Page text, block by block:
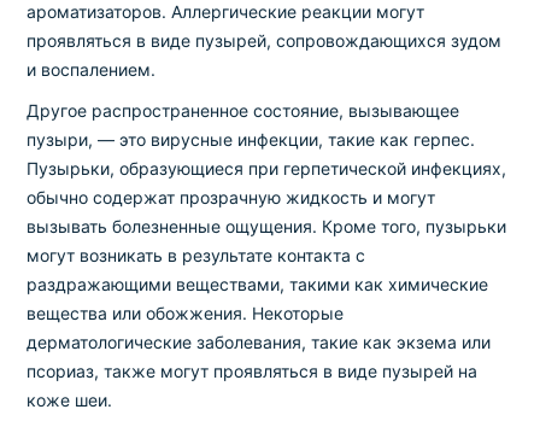
ароматизаторов. Аллергические реакции могут
проявляться в виде пузырей, сопровождающихся зудом
и воспалением.
Другое распространенное состояние, вызывающее
пузыри, — это вирусные инфекции, такие как герпес.
Пузырьки, образующиеся при герпетической инфекциях,
обычно содержат прозрачную жидкость и могут
вызывать болезненные ощущения. Кроме того, пузырьки
могут возникать в результате контакта с
раздражающими веществами, такими как химические
вещества или обожжения. Некоторые
дерматологические заболевания, такие как экзема или
псориаз, также могут проявляться в виде пузырей на
коже шеи.